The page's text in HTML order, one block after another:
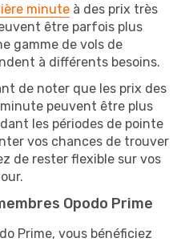
minute à des prix très
être parfois plus
gamme de vols de
à différents besoins.
de noter que les prix des
peuvent être plus
les périodes de pointe
vos chances de trouver
de rester flexible sur vos
Opodo Prime
Prime, vous bénéficiez